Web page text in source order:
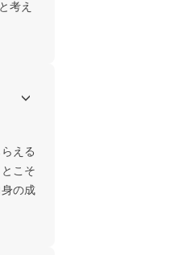
考え
える
こそ
の成